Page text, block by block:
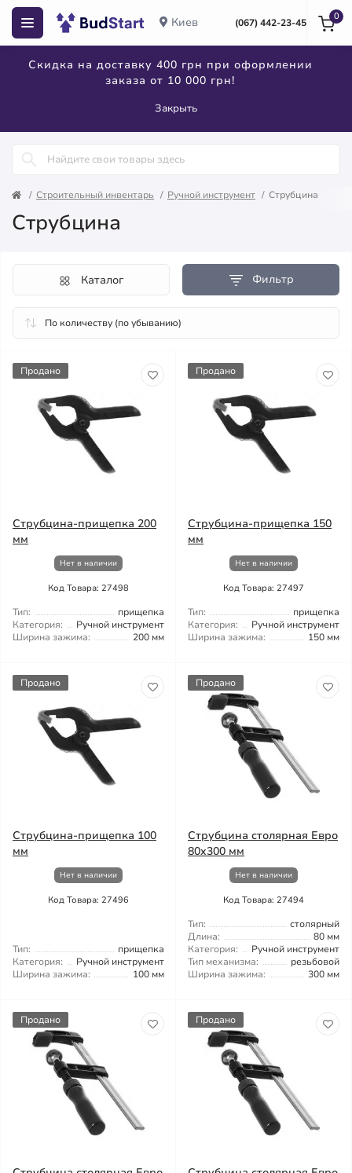
Киев (067) 442-23-45
Скидка на доставку 400 грн при оформлении
заказа от 10 000 грн!
Закрыть
0
Строительный инвентарь Ручной инструмент Струбцина
Струбцина
Фильтр
Каталог
Продано
Струбцина-прищепка 200
мм
Нет в наличии
Код Товара: 27498
Тип:
прищепка
Категория:
Ручной инструмент
Ширина зажима:
200 мм
Продано
Струбцина-прищепка 150
мм
Нет в наличии
Код Товара: 27497
Тип:
прищепка
Категория:
Ручной инструмент
Ширина зажима:
150 мм
Продано
Струбцина-прищепка 100
мм
Нет в наличии
Код Товара: 27496
Тип:
прищепка
Категория:
Ручной инструмент
Ширина зажима:
100 мм
Продано
Струбцина столярная Евро
80x300 мм
Нет в наличии
Код Товара: 27494
Тип:
столярный
Длина:
80 мм
Категория:
Ручной инструмент
Тип механизма:
резьбовой
Ширина зажима:
300 мм
Продано Продано